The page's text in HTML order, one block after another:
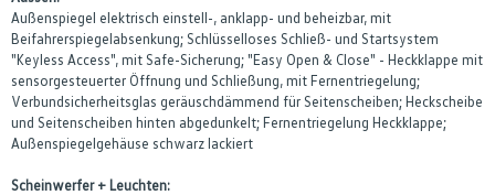
Außenspiegel elektrisch einstell-, anklapp- und beheizbar, mit
Beifahrerspiegelabsenkung; Schlüsselloses Schließ- und Startsystem
"Keyless Access", mit Safe-Sicherung; "Easy Open & Close" - Heckklappe mit
sensorgesteuerter Öffnung und Schließung, mit Fernentriegelung;
Verbundsicherheitsglas geräuschdämmend für Seitenscheiben; Heckscheibe
und Seitenscheiben hinten abgedunkelt; Fernentriegelung Heckklappe;
Außenspiegelgehäuse schwarz lackiert
Scheinwerfer + Leuchten: